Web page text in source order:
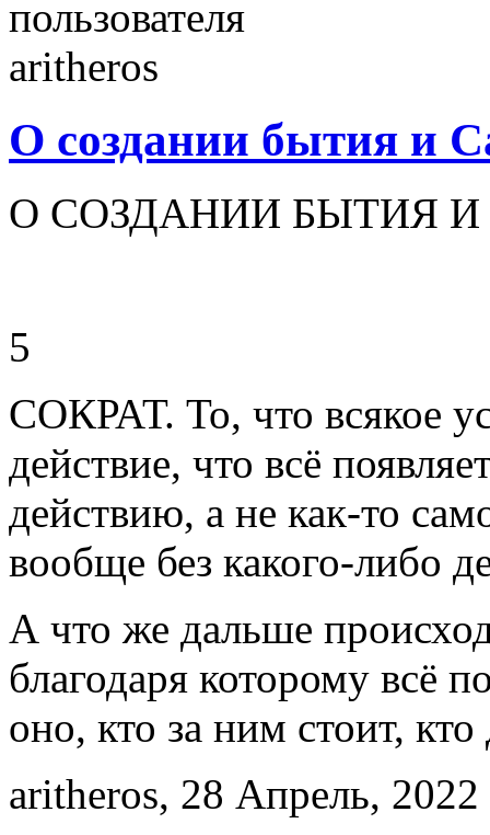
О создании бытия и
О СОЗДАНИИ БЫТИЯ И
5
СОКРАТ. То, что всякое
действие, что всё
действию, а не как-то
вообще без какого-либо
А что же дальше
благодаря которому всё
оно, кто за ним стоит, кто
aritheros, 28 Апрель,